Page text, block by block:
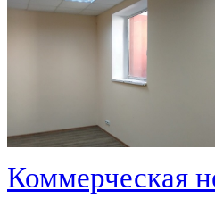
Коммерческая